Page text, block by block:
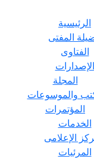
الرئيسية
المفتى
الفتاوى
الإصدارات
المجلة
والموسوعات
المؤتمرات
الخدمات
الإعلامى
المرئيات